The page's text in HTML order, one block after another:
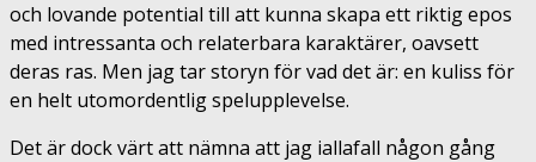
och lovande potential till att kunna skapa ett riktig epos
med intressanta och relaterbara karaktärer, oavsett
deras ras. Men jag tar storyn för vad det är: en kuliss för
en helt utomordentlig spelupplevelse.
Det är dock värt att nämna att jag iallafall någon gång